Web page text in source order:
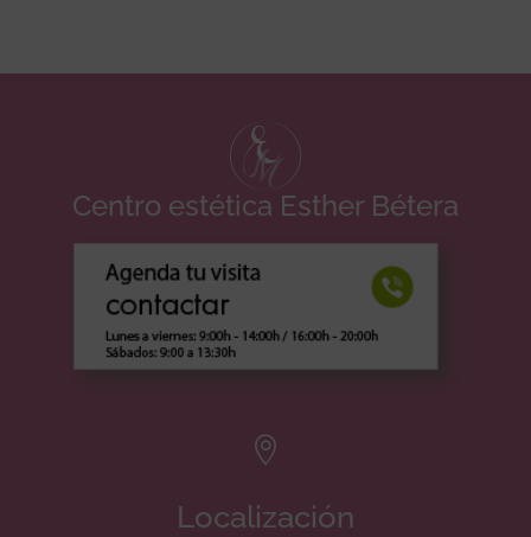
Centro estética Esther Bétera

Localización